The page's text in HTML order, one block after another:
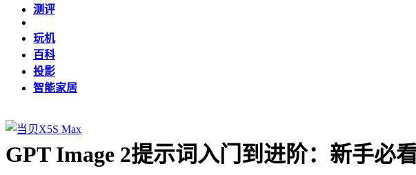
测评
玩机
百科
投影
智能家居
GPT Image 2提示词入门到进阶：新手必